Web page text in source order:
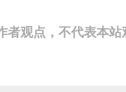
者观点，不代表本